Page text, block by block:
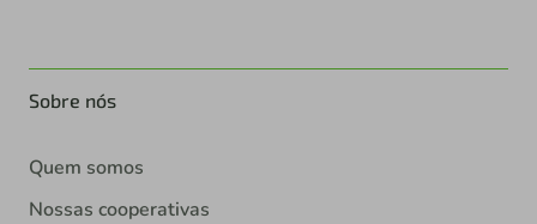
Sobre nós
Quem somos
Nossas cooperativas